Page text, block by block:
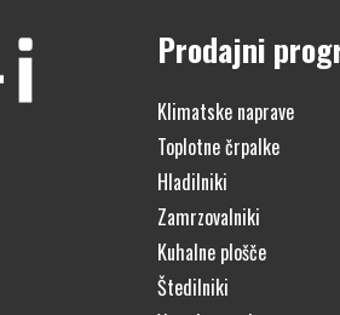
Prodajni
Klimatske naprave
Toplotne črpalke
Hladilniki
Zamrzovalniki
Kuhalne plošče
Štedilniki